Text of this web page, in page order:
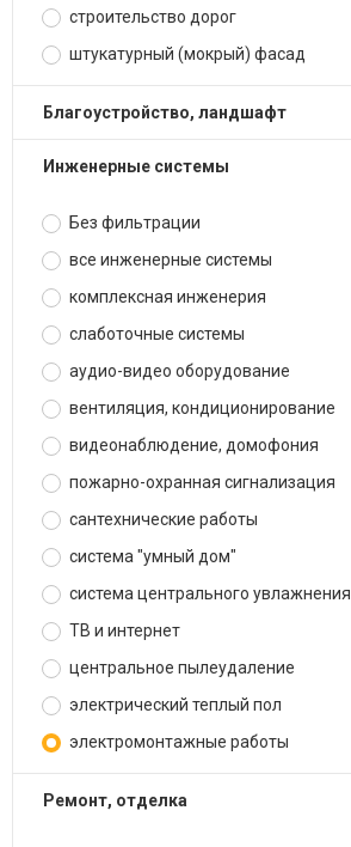
строительство дорог
штукатурный (мокрый) фасад
благоустройство, ландшафт
инженерные системы
Без фильтрации
все инженерные системы
комплексная инженерия
слаботочные системы
аудио-видео оборудование
вентиляция, кондиционирование
видеонаблюдение, домофония
пожарно-охранная сигнализация
сантехнические работы
система "умный дом"
система центрального увлажнения
ТВ и интернет
центральное пылеудаление
электрический теплый пол
электромонтажные работы
ремонт, отделка